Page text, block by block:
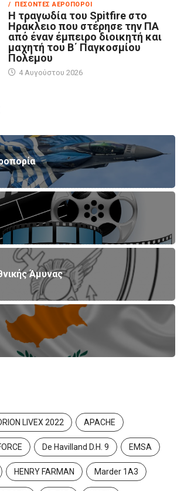
/ ΠΕΣΌΝΤΕΣ ΑΕΡΟΠΌΡΟΙ
Η τραγωδία του Spitfire στο
Ηράκλειο που στέρησε την ΠΑ
από έναν έμπειρο διοικητή και
μαχητή του Β΄ Παγκοσμίου
Πολέμου
4 Αυγούστου 2026
Άμυνας
LIVEX 2022 APACHE
De Havilland D.H. 9 EMSA
HENRY FARMAN Marder 1A3